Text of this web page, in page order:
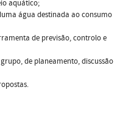
aquático;
água destinada ao consumo
de previsão, controlo e
de planeamento, discussão